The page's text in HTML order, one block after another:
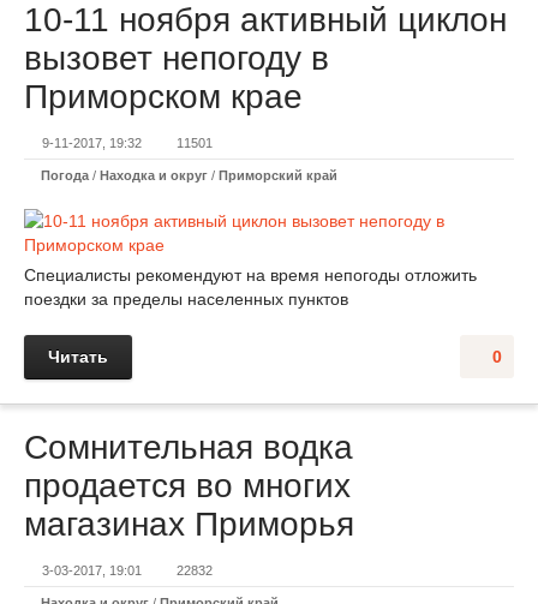
10-11 ноября активный циклон
вызовет непогоду в
Приморском крае
9-11-2017, 19:32 11501
Погода / Находка и округ / Приморский край
Специалисты рекомендуют на время непогоды отложить
поездки за пределы населенных пунктов
0
Читать
Сомнительная водка
продается во многих
магазинах Приморья
3-03-2017, 19:01 22832